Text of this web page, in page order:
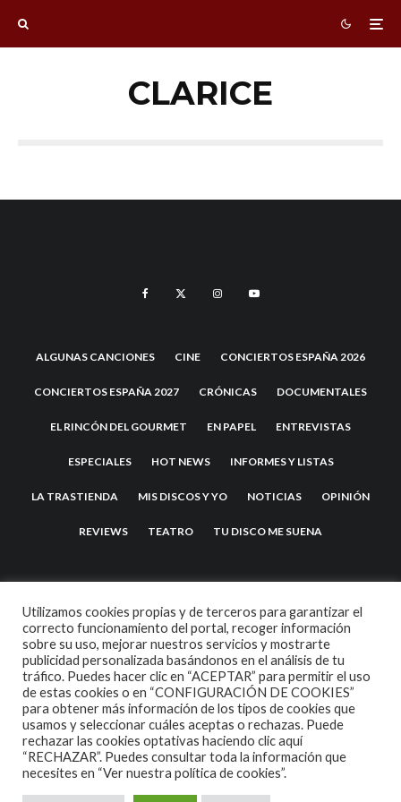
CLARICE
ALGUNAS CANCIONES CINE CONCIERTOS ESPAÑA 2026
CONCIERTOS ESPAÑA 2027 CRÓNICAS DOCUMENTALES
EL RINCÓN DEL GOURMET EN PAPEL ENTREVISTAS
ESPECIALES HOT NEWS INFORMES Y LISTAS
LA TRASTIENDA MIS DISCOS Y YO NOTICIAS OPINIÓN
REVIEWS TEATRO TU DISCO ME SUENA
2007 COPYRIGHT -CODETIPITHEME
Utilizamos cookies propias y de terceros para garantizar el
correcto funcionamiento del portal, recoger información
sobre su uso, mejorar nuestros servicios y mostrarte
publicidad personalizada basándonos en el análisis de tu
tráfico. Puedes hacer clic en “ACEPTAR” para permitir el uso
de estas cookies o en “CONFIGURACIÓN DE COOKIES”
para obtener más información de los tipos de cookies que
usamos y seleccionar cuáles aceptas o rechazas. Puede
rechazar las cookies optativas haciendo clic aquí
“RECHAZAR”. Puedes consultar toda la información que
necesites en “Ver nuestra política de cookies”.